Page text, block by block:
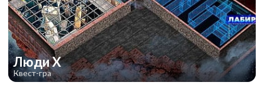
Люди Х
Квест-гра